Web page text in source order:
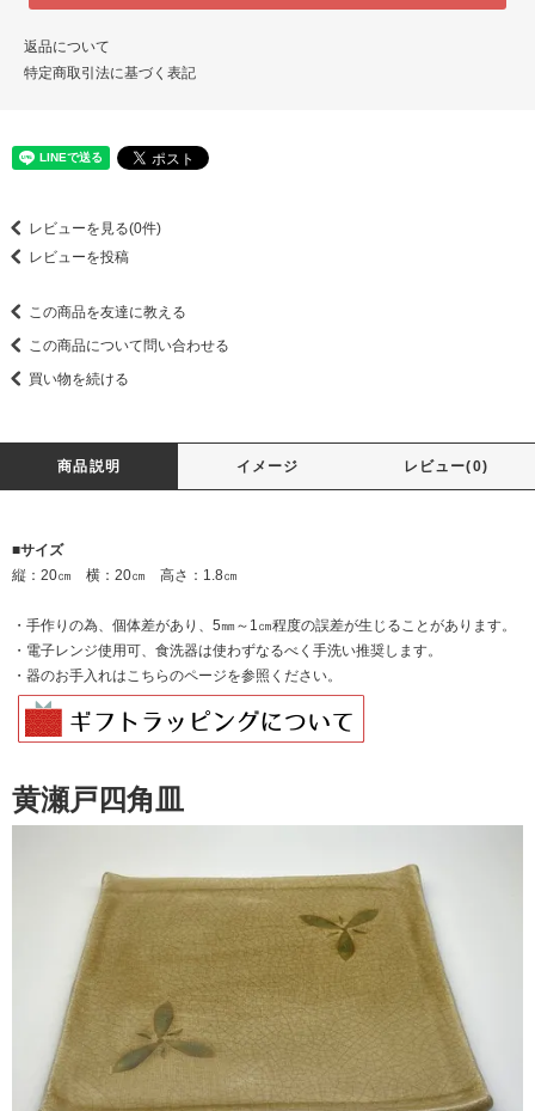
返品について
特定商取引法に基づく表記
レビューを見る(0件)
レビューを投稿
この商品を友達に教える
この商品について問い合わせる
買い物を続ける
商品説明 イメージ レビュー(0)
■サイズ
縦：20㎝ 横：20㎝ 高さ：1.8㎝
・手作りの為、個体差があり、5㎜～1㎝程度の誤差が生じることがあります。
・電子レンジ使用可、食洗器は使わずなるべく手洗い推奨します。
・器のお手入れはこちらのページを参照ください。
黄瀬戸四角皿